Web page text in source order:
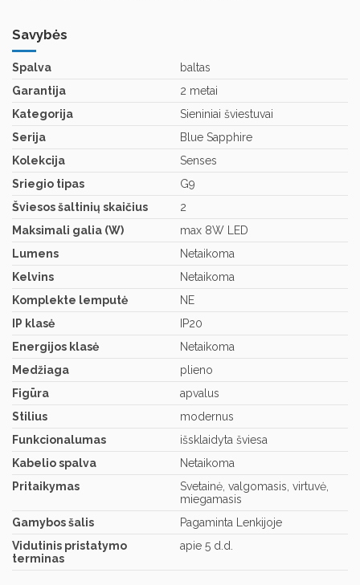
Savybės
Spalva
baltas
Garantija
2 metai
Kategorija
Sieniniai šviestuvai
Serija
Blue Sapphire
Kolekcija
Senses
Sriegio tipas
G9
Šviesos šaltinių skaičius
2
Maksimali galia (W)
max 8W LED
Lumens
Netaikoma
Kelvins
Netaikoma
Komplekte lemputė
NE
IP klasė
IP20
Energijos klasė
Netaikoma
Medžiaga
plieno
Figūra
apvalus
Stilius
modernus
Funkcionalumas
išsklaidyta šviesa
Kabelio spalva
Netaikoma
Pritaikymas
Svetainė, valgomasis, virtuvė,
miegamasis
Gamybos šalis
Pagaminta Lenkijoje
Vidutinis pristatymo
terminas
apie 5 d.d.